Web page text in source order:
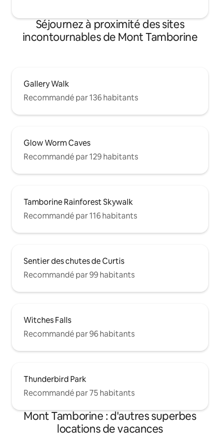
Séjournez à proximité des sites
incontournables de Mont Tamborine
Gallery Walk
Recommandé par 136 habitants
Glow Worm Caves
Recommandé par 129 habitants
Tamborine Rainforest Skywalk
Recommandé par 116 habitants
Sentier des chutes de Curtis
Recommandé par 99 habitants
Witches Falls
Recommandé par 96 habitants
Thunderbird Park
Recommandé par 75 habitants
Mont Tamborine : d'autres superbes
locations de vacances